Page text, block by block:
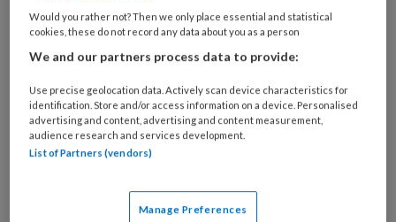
Bij
welke
organisatie
je?
Untitled
Ontvang 2x per week de
KinderopvangTotaal nieuwsbrief
Ontvang iedere zondag het
Weekoverzicht
Would you rather not? Then we only place essential and statistical
cookies, these do not record any data about you as a person
We and our partners process data to provide:
Use precise geolocation data. Actively scan device characteristics for
identification. Store and/or access information on a device. Personalised
advertising and content, advertising and content measurement,
audience research and services development.
List of Partners (vendors)
Manage Preferences